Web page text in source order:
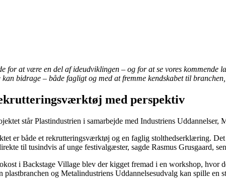
for at være en del af ideudviklingen – og for at se vores
kan bidrage – både fagligt og med at fremme kendskabet til
med perspektiv
står Plastindustrien i samarbejde med Industriens
er både et rekrutteringsværktøj og en faglig stolthedserklæring.
til tusindvis af unge festivalgæster, sagde Rasmus Grusgaard,
i Backstage Village blev der kigget fremad i en workshop, hvor
plastbranchen og Metalindustriens Uddannelsesudvalg kan spille en